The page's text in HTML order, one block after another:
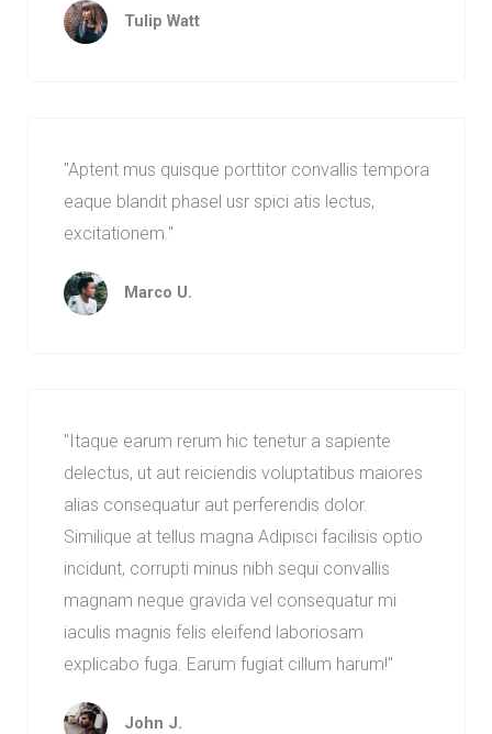
Tulip Watt
"Aptent mus quisque porttitor convallis tempora
eaque blandit phasel usr spici atis lectus,
excitationem."
Marco U.
"Itaque earum rerum hic tenetur a sapiente
delectus, ut aut reiciendis voluptatibus maiores
alias consequatur aut perferendis dolor.
Similique at tellus magna Adipisci facilisis optio
incidunt, corrupti minus nibh sequi convallis
magnam neque gravida vel consequatur mi
iaculis magnis felis eleifend laboriosam
explicabo fuga. Earum fugiat cillum harum!"
John J.